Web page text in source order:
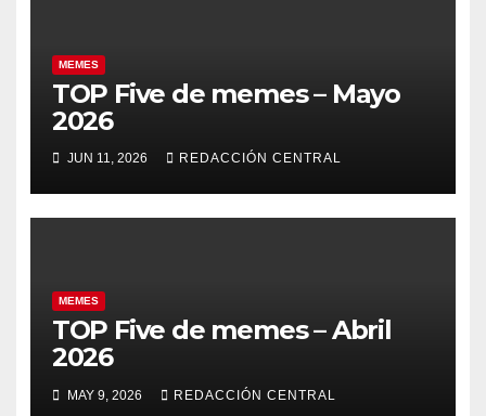
MEMES
TOP Five de memes – Mayo
2026
JUN 11, 2026 REDACCIÓN CENTRAL
MEMES
TOP Five de memes – Abril
2026
MAY 9, 2026 REDACCIÓN CENTRAL